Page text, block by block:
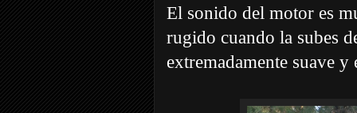
El sonido del motor es
rugido cuando la subes
extremadamente suave